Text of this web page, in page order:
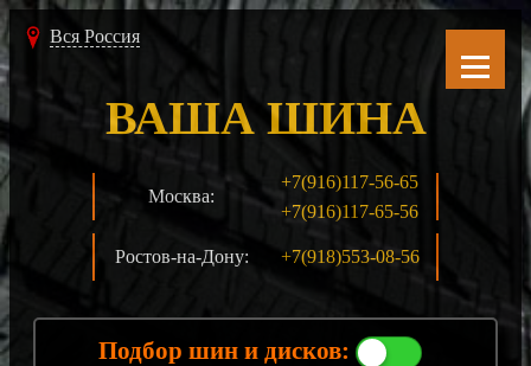
Вся Россия
Москва:
+7(916)117-56-65
+7(916)117-65-56
Ростов-на-Дону: +7(918)553-08-56
ВАША ШИНА
Подбор шин и дисков: